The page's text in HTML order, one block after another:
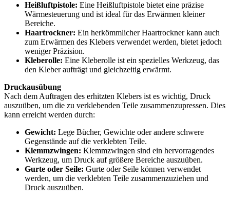
Heißluftpistole: Eine Heißluftpistole bietet eine präzise
Wärmesteuerung und ist ideal für das Erwärmen kleiner
Bereiche.
Haartrockner: Ein herkömmlicher Haartrockner kann auch
zum Erwärmen des Klebers verwendet werden, bietet jedoch
weniger Präzision.
Kleberolle: Eine Kleberolle ist ein spezielles Werkzeug, das
den Kleber aufträgt und gleichzeitig erwärmt.
Druckausübung
Nach dem Auftragen des erhitzten Klebers ist es wichtig, Druck
auszuüben, um die zu verklebenden Teile zusammenzupressen. Dies
kann erreicht werden durch:
Gewicht: Lege Bücher, Gewichte oder andere schwere
Gegenstände auf die verklebten Teile.
Klemmzwingen: Klemmzwingen sind ein hervorragendes
Werkzeug, um Druck auf größere Bereiche auszuüben.
Gurte oder Seile: Gurte oder Seile können verwendet
werden, um die verklebten Teile zusammenzuziehen und
Druck auszuüben.